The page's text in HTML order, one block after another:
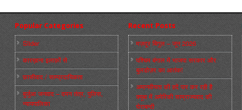
Popular Categories
Slider
कारख़ाना इलाक़ों से
फ़ासीवाद / साम्‍प्रदायिकता
बुर्जुआ जनवाद – दमन तंत्र, पुलिस,
न्‍यायपालिका
Recent Posts
मज़दूर बिगुल – जून 2026
पश्चिम बंगाल में भाजपा सरकार और
बुलडोज़र का आतंक!
अमानवीयता की हदें पार कर रही है
क्यूबा में अमेरिकी साम्राज्यवाद की
घेराबन्दी